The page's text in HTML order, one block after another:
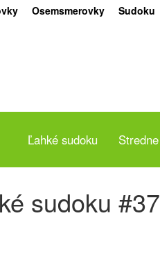
Osemsmerovky Sudoku
Ľahké sudoku
sudoku